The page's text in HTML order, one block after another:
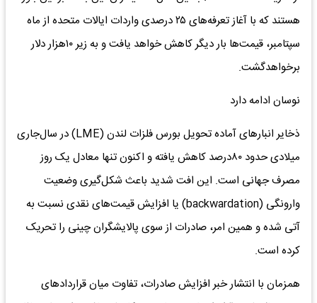
هستند که با آغاز تعرفه‌‌های ۲۵ درصدی واردات ایالات متحده از ماه
سپتامبر، قیمت‌ها بار دیگر کاهش خواهد یافت و به زیر ۱۰‌هزار دلار
برخواهدگشت.
نوسان ادامه دارد
ذخایر انبارهای آماده تحویل بورس فلزات لندن (LME) در سال‌جاری
میلادی حدود ۸۰‌درصد کاهش یافته و اکنون تنها معادل یک روز
مصرف جهانی است. این افت شدید باعث شکل‌‌گیری وضعیت
وارونگی (backwardation) یا افزایش قیمت‌های نقدی نسبت به
آتی شده و همین امر، صادرات از سوی پالایشگران چینی را تحریک
کرده است.
همزمان با انتشار خبر افزایش صادرات، تفاوت میان قراردادهای